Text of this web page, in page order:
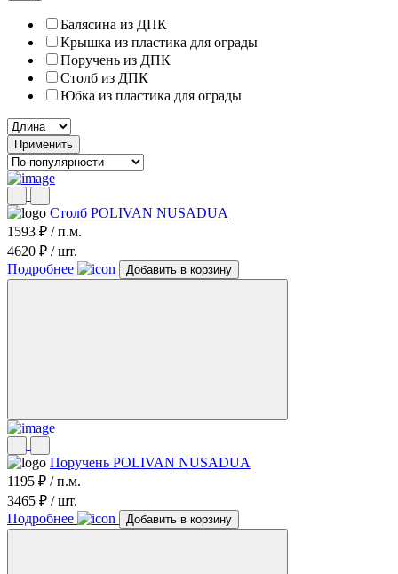
Балясина из ДПК
Крышка из пластика для ограды
Поручень из ДПК
Столб из ДПК
Юбка из пластика для ограды
Применить
Столб POLIVAN NUSADUA
1593 ₽ / п.м.
4620 ₽ / шт.
Подробнее
Добавить в корзину
Поручень POLIVAN NUSADUA
1195 ₽ / п.м.
3465 ₽ / шт.
Подробнее
Добавить в корзину